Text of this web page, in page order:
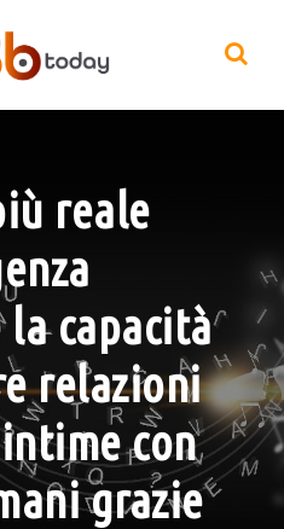
reale
capacità
relazioni
con
grazie